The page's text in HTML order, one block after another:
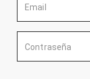
Email
Contraseña